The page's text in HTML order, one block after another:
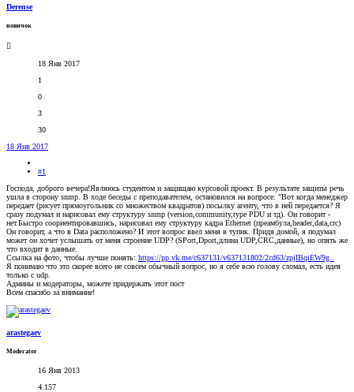
Derense
новичок
18 Янв 2017
1
0
3
30
18 Янв 2017
#1
Господа, доброго вечера!Являюсь студентом и защищаю курсовой проект. В результате защиты речь
ушла в сторону snmp. В ходе беседы с преподавателем, остановился на вопросе: "Вот когда менеджер
передает (рисует прямоугольник со множеством квадратов) посылку агенту, что в ней передается? Я
сразу подумал и нарисовал ему структуру snmp (version,community,type PDU и тд). Он говорит -
нет.Быстро соориентировавшись, нарисовал ему структуру кадра Ethernet (преамбула,header,data,crc)
Он говорит, а что в Data расположено? И этот вопрос ввел меня в тупик. Придя домой, я подумал
может он хочет услышать от меня строение UDP? (SPort,Dport,длина UDP,CRC,данные), но опять же
что входит в данные.
Ссылка на фото, чтобы лучше понять: https://pp.vk.me/c637131/v637131802/2cd63/zpjIBqiEW9g..
Я понимаю что это скорее всего не совсем обычный вопрос, но я себе всю голову сломал, есть идея
только с udp.
Админы и модераторы, можете придержать этот пост
Всем спасибо за внимание!
arastegaev
Moderator
16 Янв 2013
4.157